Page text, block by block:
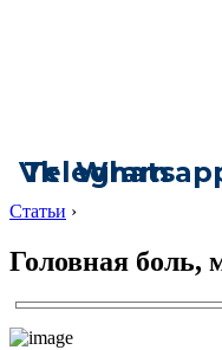
Vk
Telegram
Статьи ›
Головная боль,